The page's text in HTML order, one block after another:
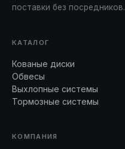
поставки без посредников.
КАТАЛОГ
Кованые диски
Обвесы
Выхлопные системы
Тормозные системы
КОМПАНИЯ